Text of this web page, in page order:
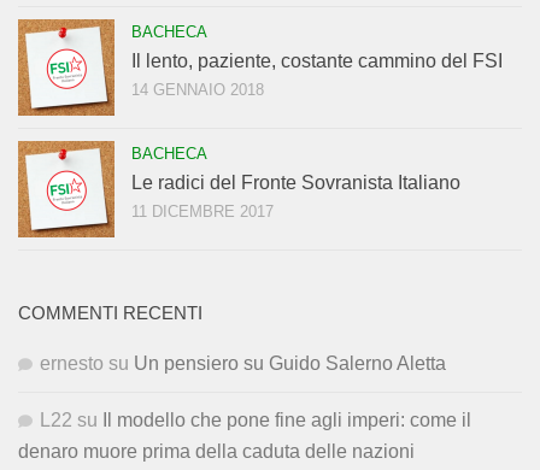
BACHECA
Il lento, paziente, costante cammino del FSI
14 GENNAIO 2018
BACHECA
Le radici del Fronte Sovranista Italiano
11 DICEMBRE 2017
COMMENTI RECENTI
ernesto su Un pensiero su Guido Salerno Aletta
L22 su
Il modello che pone fine agli imperi: come il
denaro muore prima della caduta delle nazioni